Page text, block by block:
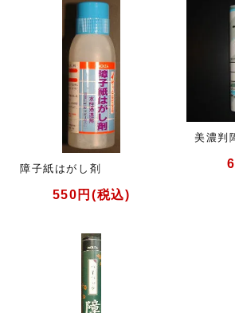
障子紙はがし剤
550円(税込)
美濃判